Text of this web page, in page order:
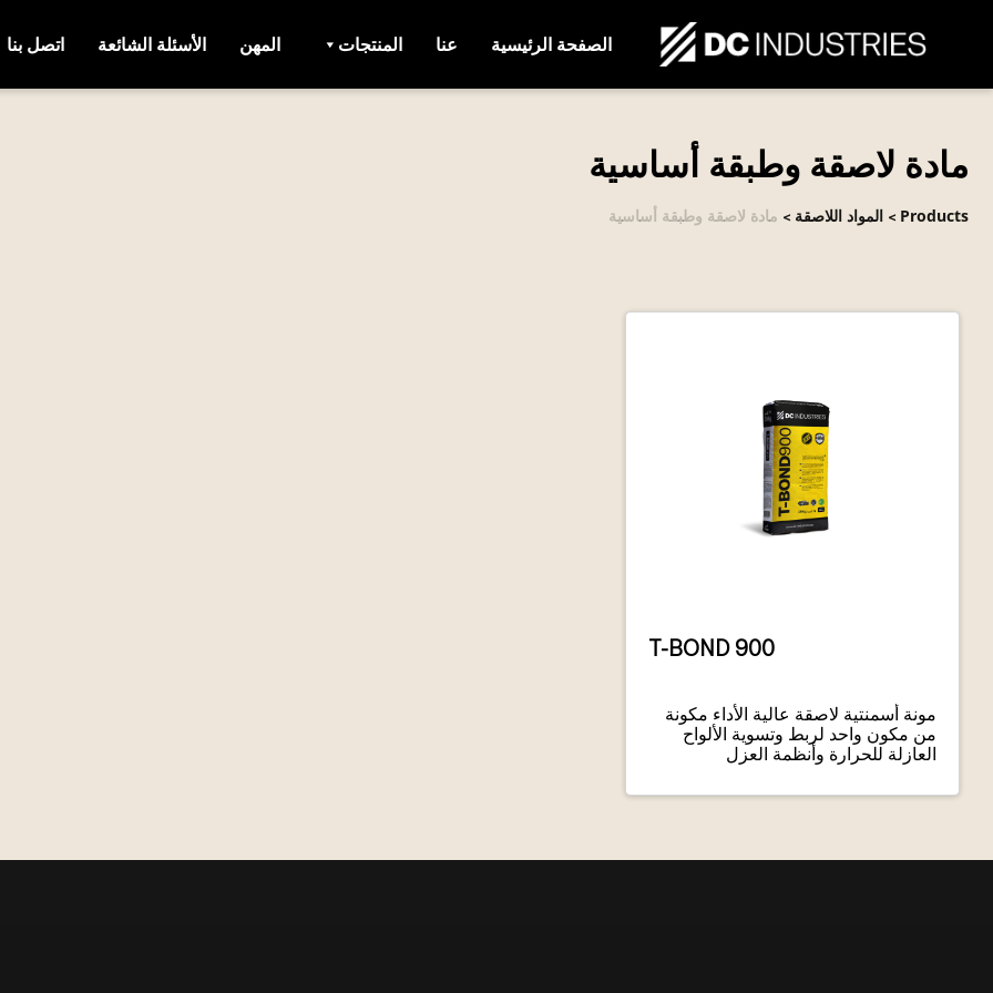
الصفحة الرئيسية عنا المنتجات المهن الأسئلة الشائعة اتصل بنا
مادة لاصقة وطبقة أساسية
Products
> المواد اللاصقة > مادة لاصقة وطبقة أساسية
T-BOND 900
مونة أسمنتية لاصقة عالية الأداء مكونة
من مكون واحد لربط وتسوية الألواح
العازلة للحرارة وأنظمة العزل